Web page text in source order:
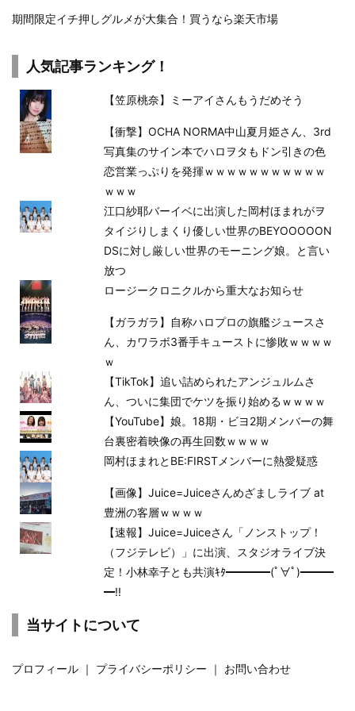
期間限定イチ押しグルメが大集合！買うなら楽天市場
人気記事ランキング！
【笠原桃奈】ミーアイさんもうだめそう
【衝撃】OCHA NORMA中山夏月姫さん、3rd
写真集のサイン本でハロヲタもドン引きの色
恋営業っぷりを発揮ｗｗｗｗｗｗｗｗｗｗｗ
ｗｗｗ
江口紗耶バーイベに出演した岡村ほまれがヲ
タイジりしまくり優しい世界のBEYOOOOON
DSに対し厳しい世界のモーニング娘。と言い
放つ
ロージークロニクルから重大なお知らせ
【ガラガラ】自称ハロプロの旗艦ジュースさ
ん、カワラボ3番手キューストに惨敗ｗｗｗｗ
ｗ
【TikTok】追い詰められたアンジュルムさ
ん、ついに集団でケツを振り始めるｗｗｗｗ
【YouTube】娘。18期・ビヨ2期メンバーの舞
台裏密着映像の再生回数ｗｗｗｗ
岡村ほまれとBE:FIRSTメンバーに熱愛疑惑
【画像】Juice=Juiceさんめざましライブ at
豊洲の客層ｗｗｗｗ
【速報】Juice=Juiceさん「ノンストップ！
（フジテレビ）」に出演、スタジオライブ決
定！小林幸子とも共演ｷﾀ━━━━(ﾟ∀ﾟ)━━━
━!!
当サイトについて
プロフィール ｜ プライバシーポリシー ｜ お問い合わせ